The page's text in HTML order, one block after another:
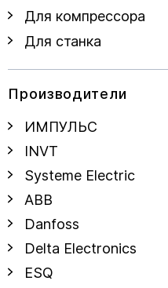
Для компрессора
Для станка
Производители
ИМПУЛЬС
INVT
Systeme Electric
ABB
Danfoss
Delta Electronics
ESQ